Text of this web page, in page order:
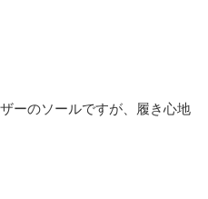
ーのソールですが、履き心地